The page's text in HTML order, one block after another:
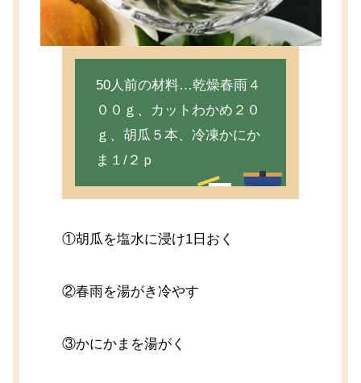
50人前の材料…乾燥春雨４
００ｇ、カットわかめ２０
ｇ、胡瓜５本、冷凍かにか
ま１/２ｐ
①胡瓜を塩水に浸け1日おく
②春雨を湯がき冷やす
③かにかまを湯がく